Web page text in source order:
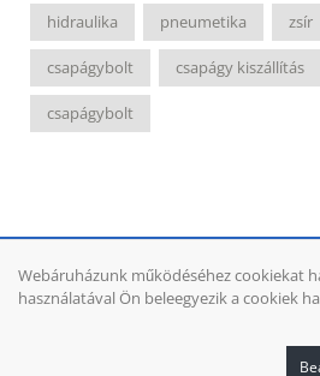
hidraulika pneumetika zsír
csapágybolt csapágy kiszállítás
csapágybolt
Teljes katalógus Szállítási
Adatvédelmi
Webáruházunk működéséhez cookiekat
használatával Ön beleegyezik a cookiek